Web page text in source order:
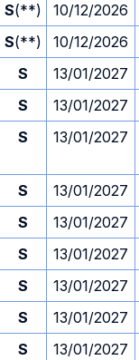
S(**) 10/12/2026
S(**) 10/12/2026
S 13/01/2027
S 13/01/2027
S 13/01/2027
S 13/01/2027
S 13/01/2027
S 13/01/2027
S 13/01/2027
S 13/01/2027
S 13/01/2027